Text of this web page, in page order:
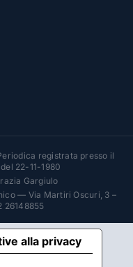
registrata presso il
22-11-1980
Gargiulo
— Via Martiri Oscuri, 3 –
26148855
alla privacy